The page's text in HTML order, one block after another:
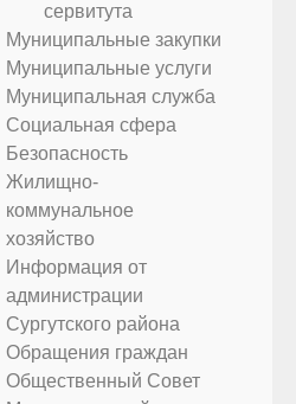
сервитута
Муниципальные закупки
Муниципальные услуги
Муниципальная служба
Социальная сфера
Безопасность
Жилищно-
коммунальное
хозяйство
Информация от
администрации
Сургутского района
Обращения граждан
Общественный Совет